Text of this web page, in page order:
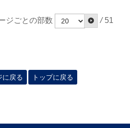
ジごとの部数 / 51
に戻る トップに戻る